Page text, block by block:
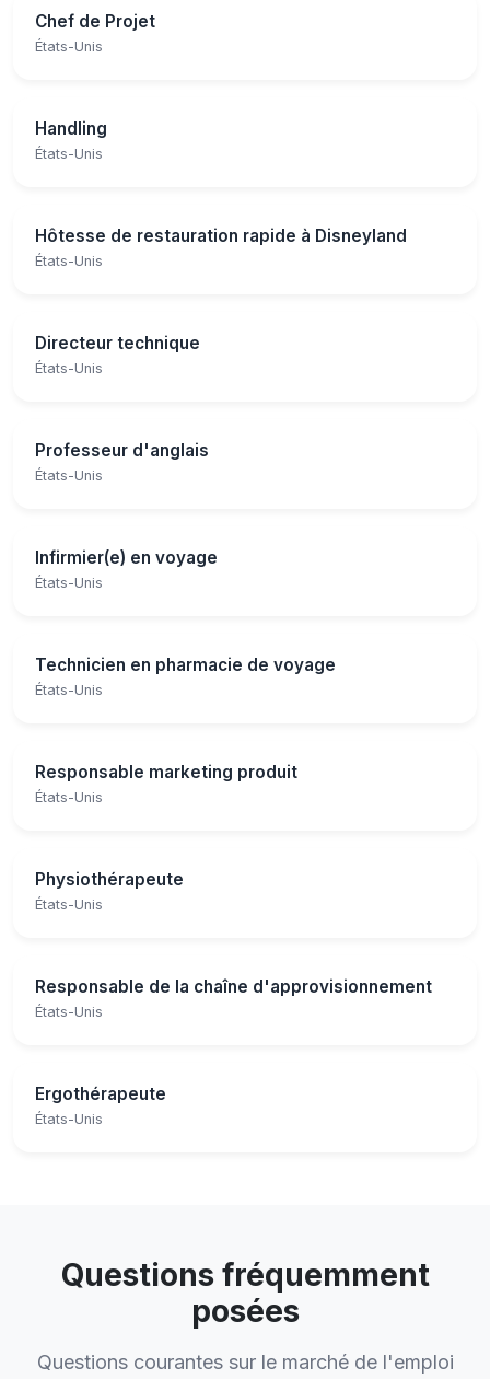
Chef de Projet
États-Unis
Handling
États-Unis
Hôtesse de restauration rapide à Disneyland
États-Unis
Directeur technique
États-Unis
Professeur d'anglais
États-Unis
Infirmier(e) en voyage
États-Unis
Technicien en pharmacie de voyage
États-Unis
Responsable marketing produit
États-Unis
Physiothérapeute
États-Unis
Responsable de la chaîne d'approvisionnement
États-Unis
Ergothérapeute
États-Unis
Questions fréquemment
posées
Questions courantes sur le marché de l'emploi